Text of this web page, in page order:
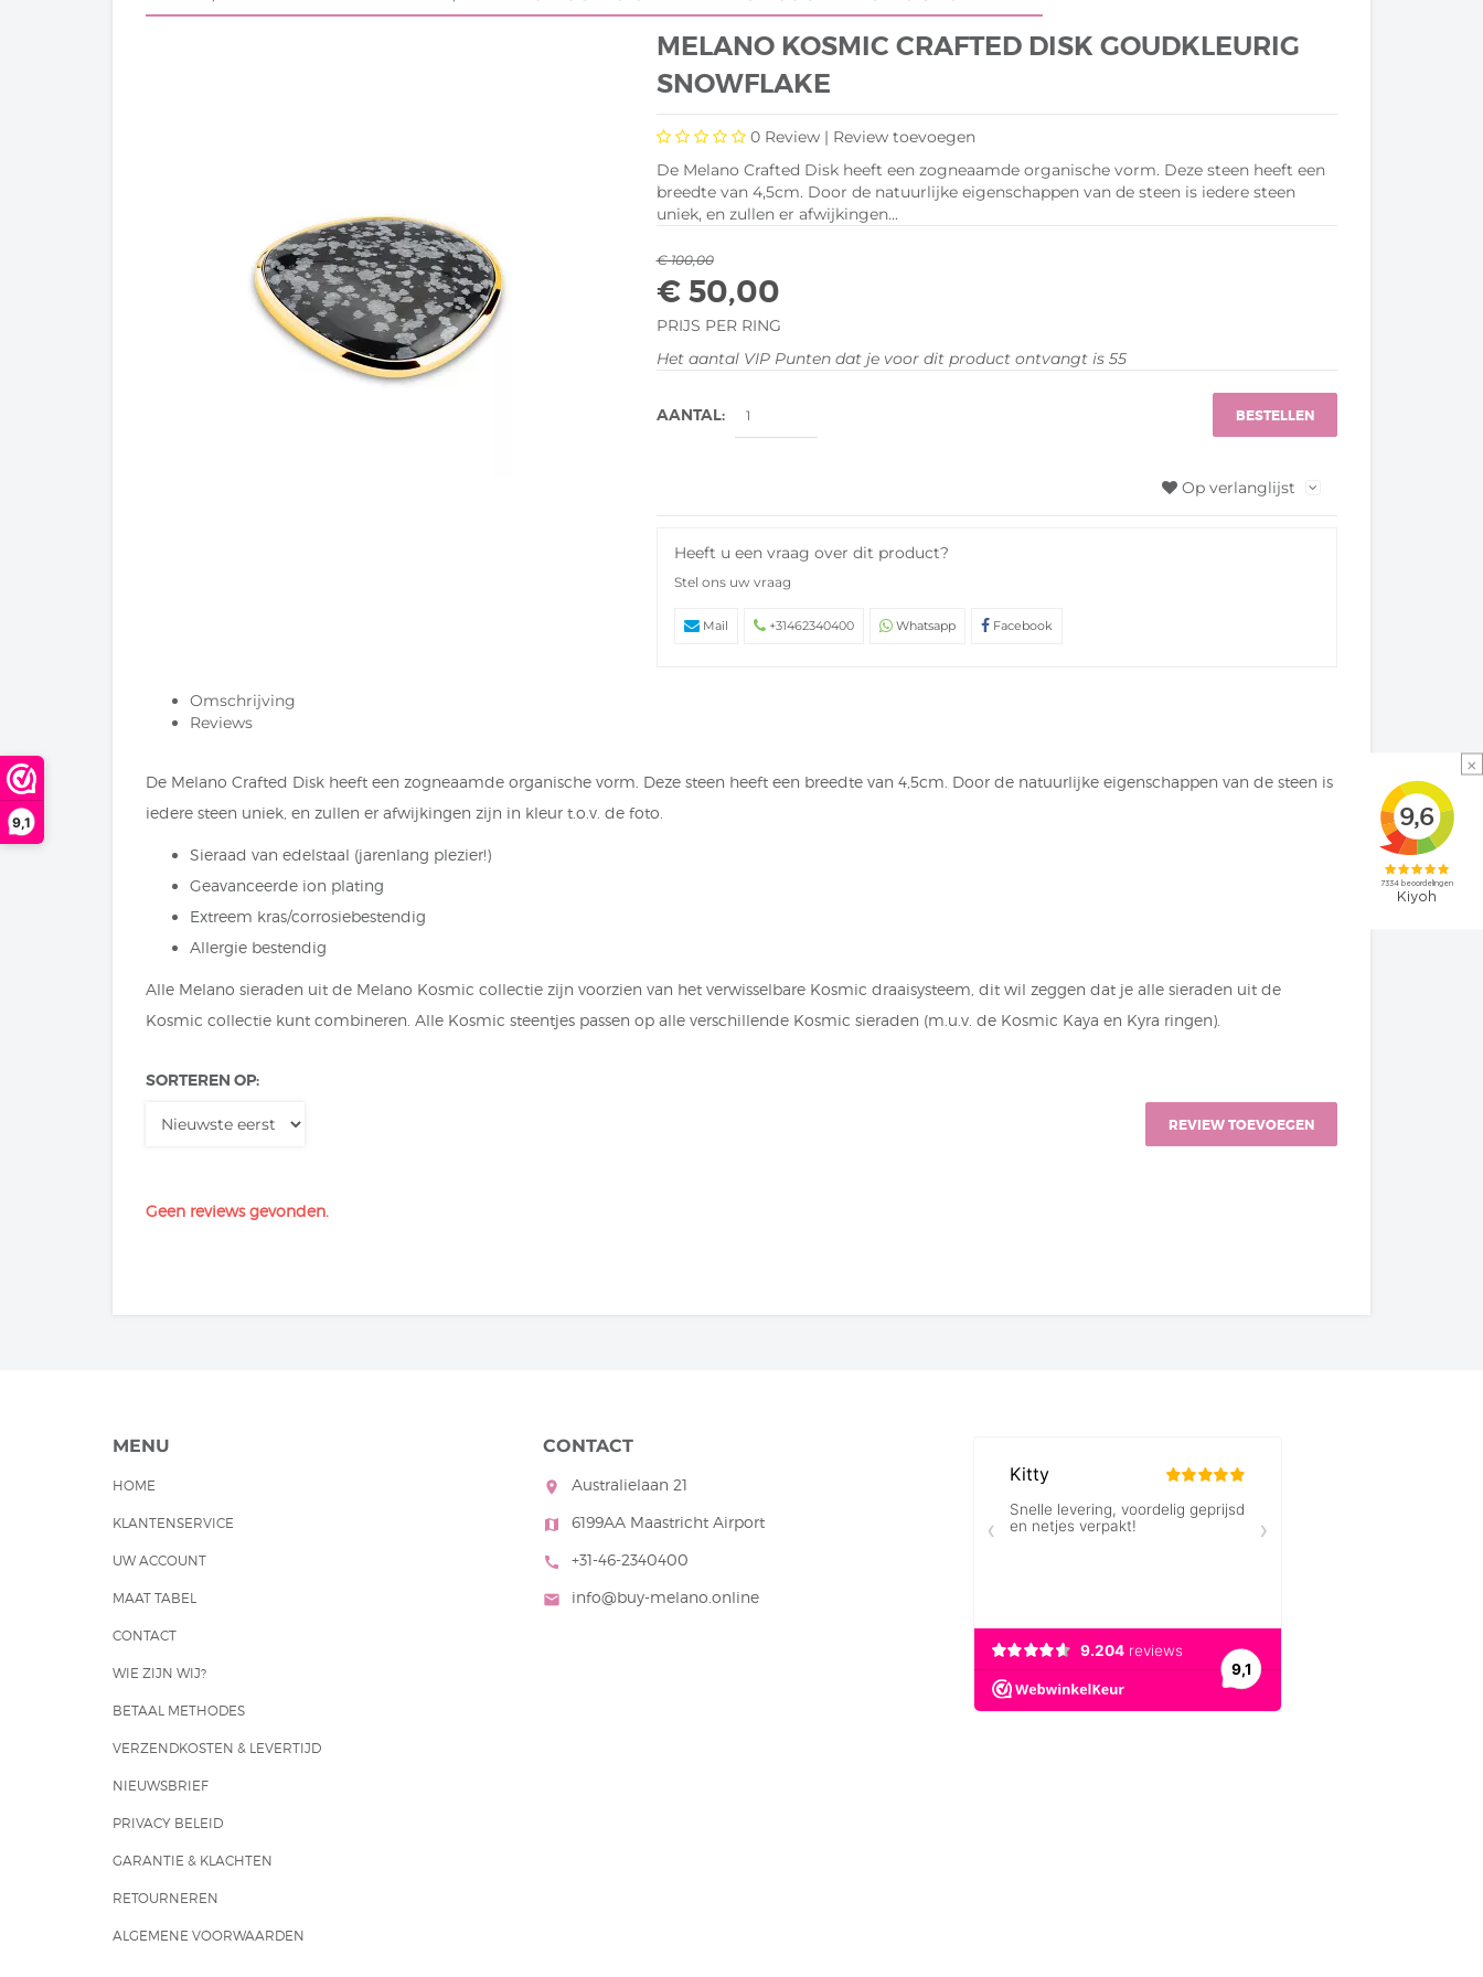
9,1
MELANO KOSMIC CRAFTED DISK GOUDKLEURIG
SNOWFLAKE
0Review | Review toevoegen
De Melano Crafted Disk heeft een zogneaamde organische vorm. Deze steen heeft een
breedte van 4,5cm. Door de natuurlijke eigenschappen van de steen is iedere steen
uniek, en zullen er afwijkingen...
€ 100,00
€ 50,00
PRIJS PER RING
Het aantal VIP Punten dat je voor dit product ontvangt is 55
AANTAL: BESTELLEN
Op verlanglijst
Heeft u een vraag over dit product?
Stel ons uw vraag
Mail +31462340400 Whatsapp Facebook
Omschrijving
Reviews
De Melano Crafted Disk heeft een zogneaamde organische vorm. Deze steen heeft een breedte van 4,5cm. Door de natuurlijke eigenschappen van de steen is
iedere steen uniek, en zullen er afwijkingen zijn in kleur t.o.v. de foto.
Sieraad van edelstaal (jarenlang plezier!)
Geavanceerde ion plating
Extreem kras/corrosiebestendig
Allergie bestendig
Alle Melano sieraden uit de Melano Kosmic collectie zijn voorzien van het verwisselbare Kosmic draaisysteem, dit wil zeggen dat je alle sieraden uit de
Kosmic collectie kunt combineren. Alle Kosmic steentjes passen op alle verschillende Kosmic sieraden (m.u.v. de Kosmic Kaya en Kyra ringen).
SORTEREN OP:
REVIEW TOEVOEGEN
Geen reviews gevonden.
MENU
HOME
KLANTENSERVICE
UW ACCOUNT
MAAT TABEL
CONTACT
WIE ZIJN WIJ?
BETAAL METHODES
VERZENDKOSTEN & LEVERTIJD
NIEUWSBRIEF
PRIVACY BELEID
GARANTIE & KLACHTEN
RETOURNEREN
ALGEMENE VOORWAARDEN
CONTACT
room Australielaan 21
map 6199AA Maastricht Airport
call +31-46-2340400
mail info@buy-melano.online
×